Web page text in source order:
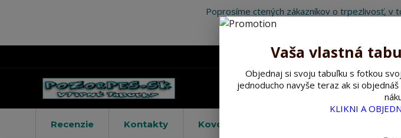
Poprosíme ctených zákazníkov o trpezlivosť, v
Recenzie Kontakty Kovové výstražné ceduľky
Vaša vlastná
Objednaj si svoju tabuľku s fotkou
jednoducho navyše teraz ak si
KLIKNI A